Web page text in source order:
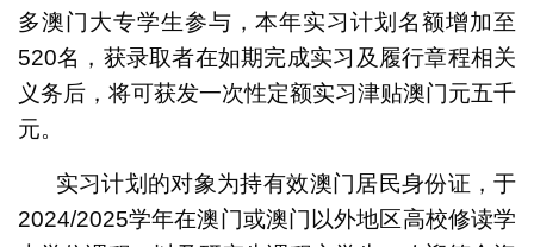
多澳门大专学生参与，本年实习计划名额增加至
520名，获录取者在如期完成实习及履行章程相关
义务后，将可获发一次性定额实习津贴澳门元五千
元。
实习计划的对象为持有效澳门居民身份证，于
2024/2025学年在澳门或澳门以外地区高校修读学